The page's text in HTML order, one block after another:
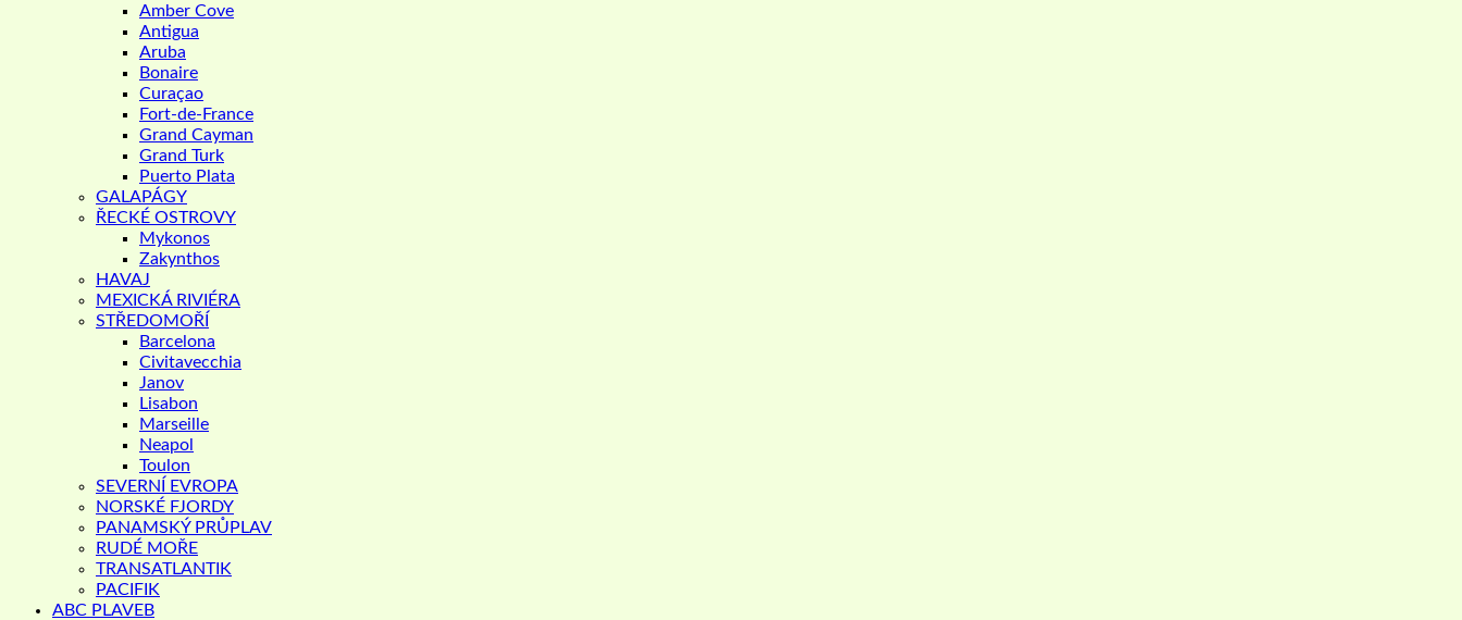
Amber Cove
Antigua
Aruba
Bonaire
Curaçao
Fort-de-France
Grand Cayman
Grand Turk
Puerto Plata
GALAPÁGY
ŘECKÉ OSTROVY
Mykonos
Zakynthos
HAVAJ
MEXICKÁ RIVIÉRA
STŘEDOMOŘÍ
Barcelona
Civitavecchia
Janov
Lisabon
Marseille
Neapol
Toulon
SEVERNÍ EVROPA
NORSKÉ FJORDY
PANAMSKÝ PRŮPLAV
RUDÉ MOŘE
TRANSATLANTIK
PACIFIK
ABC PLAVEB